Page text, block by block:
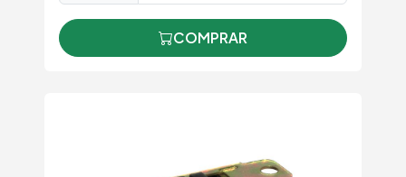
COMPRAR